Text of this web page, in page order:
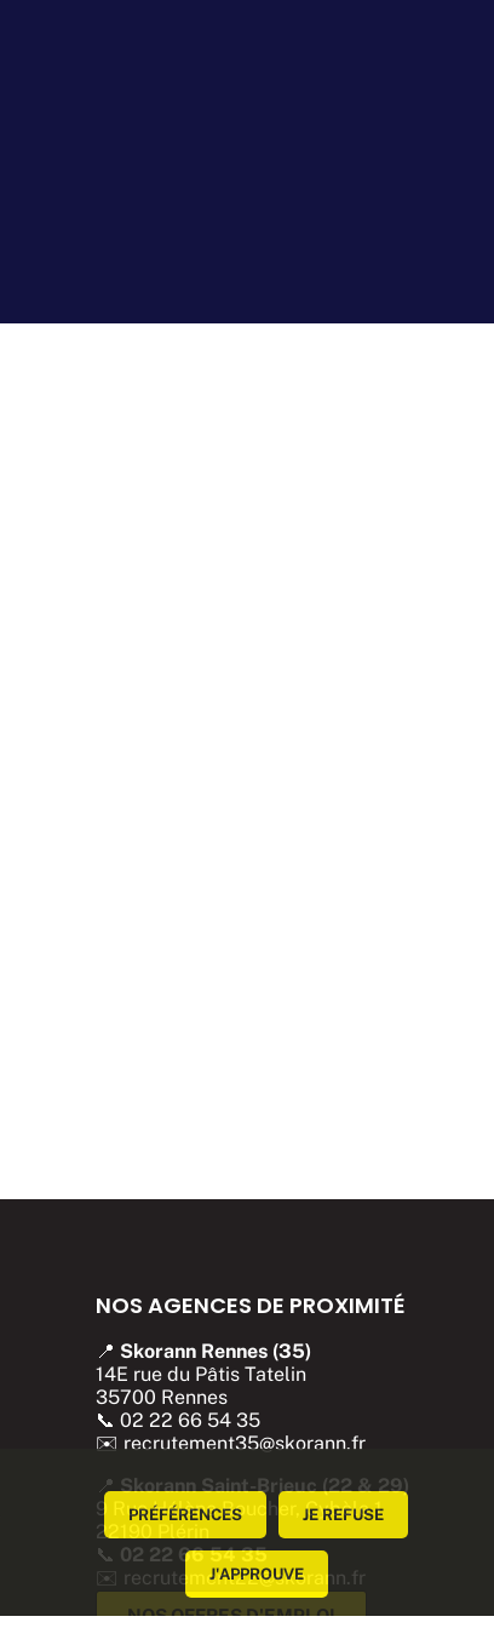
NOS AGENCES DE PROXIMITÉ
📍 Skorann Rennes (35)
14E rue du Pâtis Tatelin
35700 Rennes
📞 02 22 66 54 35
✉️ recrutement35@skorann.fr
📍Skorann Saint-Brieuc (22 & 29)
9 Rue Hélène Boucher, Cybèle 1
22190 Plérin
📞 02 22 66 54 35
✉️ recrutement22@skorann.fr
NOS OFFRES D'EMPLOI
PRÉFÉRENCES JE REFUSE
J'APPROUVE